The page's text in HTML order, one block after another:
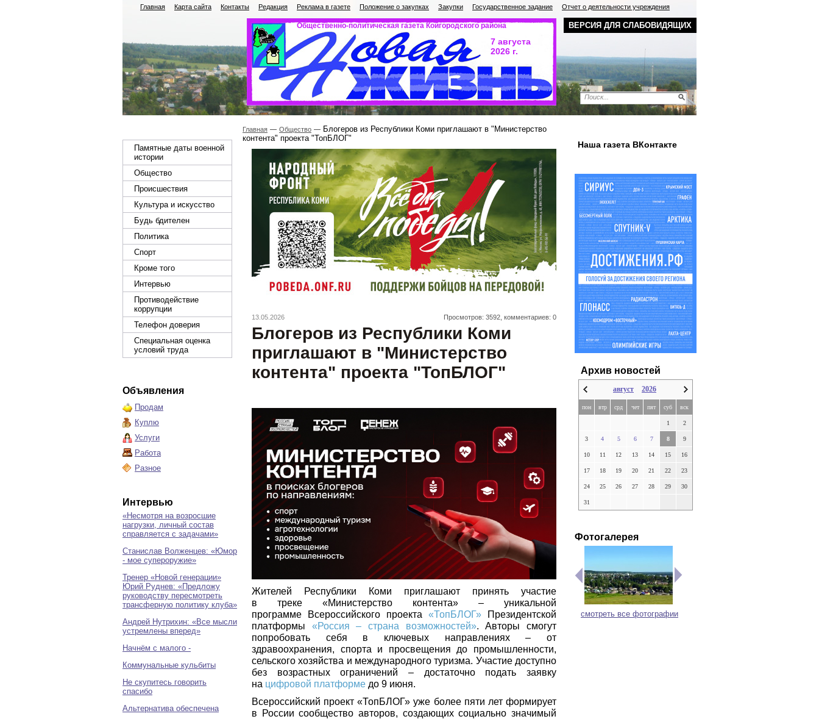
ВЕРСИЯ ДЛЯ СЛАБОВИДЯЩИХ
Главная Карта сайта Контакты Редакция Реклама в газете Положение о закупках Закупки Государственное задание Отчет о деятельности учреждения
Общественно-политическая газета Койгородского района
7 августа
2026 г.
Памятные даты военной
истории
Общество
Происшествия
Культура и искусство
Будь бдителен
Политика
Спорт
Кроме того
Интервью
Противодействие
коррупции
Телефон доверия
Специальная оценка
условий труда
Объявления
Продам
Куплю
Услуги
Работа
Разное
Интервью
«Несмотря на возросшие
нагрузки, личный состав
справляется с задачами»
Станислав Волженцев: «Юмор
- мое супероружие»
Тренер «Новой генерации»
Юрий Руднев: «Предложу
руководству пересмотреть
трансферную политику клуба»
Андрей Нутрихин: «Все мысли
устремлены вперед»
Начнём с малого -
Коммунальные кульбиты
Не скупитесь говорить
спасибо
Альтернатива обеспечена
Главная Общество
Блогеров из Республики Коми приглашают в "Министерство
контента" проекта "ТопБЛОГ"
13.05.2026 Просмотров: 3592, комментариев: 0
Блогеров из Республики Коми
приглашают в "Министерство
контента" проекта "ТопБЛОГ"
Жителей Республики Коми приглашают принять участие
в треке «Министерство контента» – уникальной
программе Всероссийского проекта «ТопБЛОГ» Президентской
платформы «Россия – страна возможностей». Авторы смогут
попробовать себя в ключевых направлениях – от
здравоохранения, спорта и просвещения до промышленности,
сельского хозяйства и международного туризма. Участие доступно
без возрастных ограничений – достаточно подать заявку
на цифровой платформе до 9 июня.
Всероссийский проект «ТопБЛОГ» уже более пяти лет формирует
в России сообщество авторов, создающих социально значимый
Наша газета ВКонтакте
Архив новостей
август 2026
пон втр срд чет пят суб вск
1 2
3 4 5 6 7 8 9
10 11 12 13 14 15 16
17 18 19 20 21 22 23
24 25 26 27 28 29 30
31
Фотогалерея
смотреть все фотографии